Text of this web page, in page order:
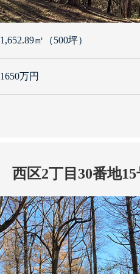
1,652.89㎡（500坪）
1650万円
西区2丁目30番地15